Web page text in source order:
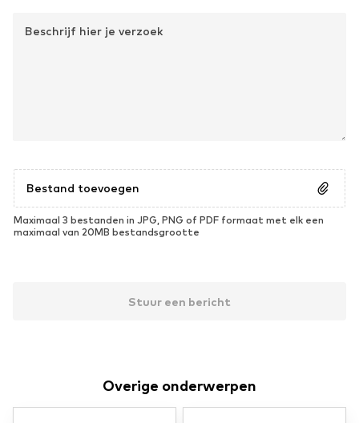
Overige onderwerpen
Beschrijf hier je verzoek
Bestand toevoegen
Maximaal 3 bestanden in JPG, PNG of PDF formaat met elk een
maximaal van 20MB bestandsgrootte
Stuur een bericht